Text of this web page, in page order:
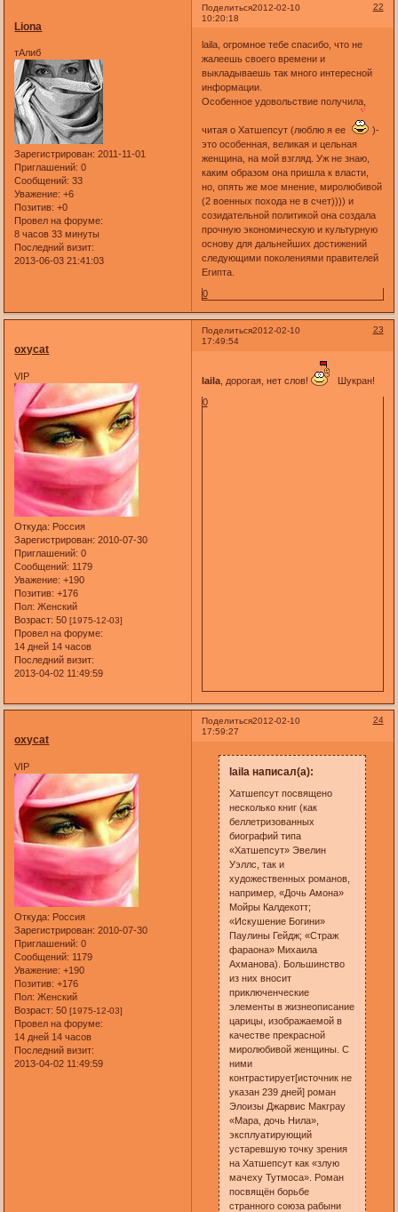
Поделиться 22
2012-02-10
10:20:18
Liona
тАлиб
Зарегистрирован: 2011-11-01
Приглашений: 0
Сообщений: 33
Уважение: +6
Позитив: +0
Провел на форуме:
8 часов 33 минуты
Последний визит:
2013-06-03 21:41:03
laila, огромное тебе спасибо, что не
жалеешь своего времени и
выкладываешь так много интересной
информации.
Особенное удовольствие получила,
читая о Хатшепсут (люблю я ее
)-
это особенная, великая и цельная
женщина, на мой взгляд. Уж не знаю,
каким образом она пришла к власти,
но, опять же мое мнение, миролюбивой
(2 военных похода не в счет)))) и
созидательной политикой она создала
прочную экономическую и культурную
основу для дальнейших достижений
следующими поколениями правителей
Египта.
0
Поделиться 23
2012-02-10
17:49:54
oxycat
VIP
Откуда: Россия
Зарегистрирован: 2010-07-30
Приглашений: 0
Сообщений: 1179
Уважение: +190
Позитив: +176
Пол: Женский
Возраст: 50[1975-12-03]
Провел на форуме:
14 дней 14 часов
Последний визит:
2013-04-02 11:49:59
laila, дорогая, нет слов!
Шукран!
0
Поделиться 24
2012-02-10
17:59:27
oxycat
VIP
Откуда: Россия
Зарегистрирован: 2010-07-30
Приглашений: 0
Сообщений: 1179
Уважение: +190
Позитив: +176
Пол: Женский
Возраст: 50[1975-12-03]
Провел на форуме:
14 дней 14 часов
Последний визит:
2013-04-02 11:49:59
laila написал(а):
Хатшепсут посвящено
несколько книг (как
беллетризованных
биографий типа
«Хатшепсут» Эвелин
Уэллс, так и
художественных романов,
например, «Дочь Амона»
Мойры Калдекотт;
«Искушение Богини»
Паулины Гейдж; «Страж
фараона» Михаила
Ахманова). Большинство
из них вносит
приключенческие
элементы в жизнеописание
царицы, изображаемой в
качестве прекрасной
миролюбивой женщины. С
ними
контрастирует[источник не
указан 239 дней] роман
Элоизы Джарвис Макграу
«Мара, дочь Нила»,
эксплуатирующий
устаревшую точку зрения
на Хатшепсут как «злую
мачеху Тутмоса». Роман
посвящён борьбе
странного союза рабыни